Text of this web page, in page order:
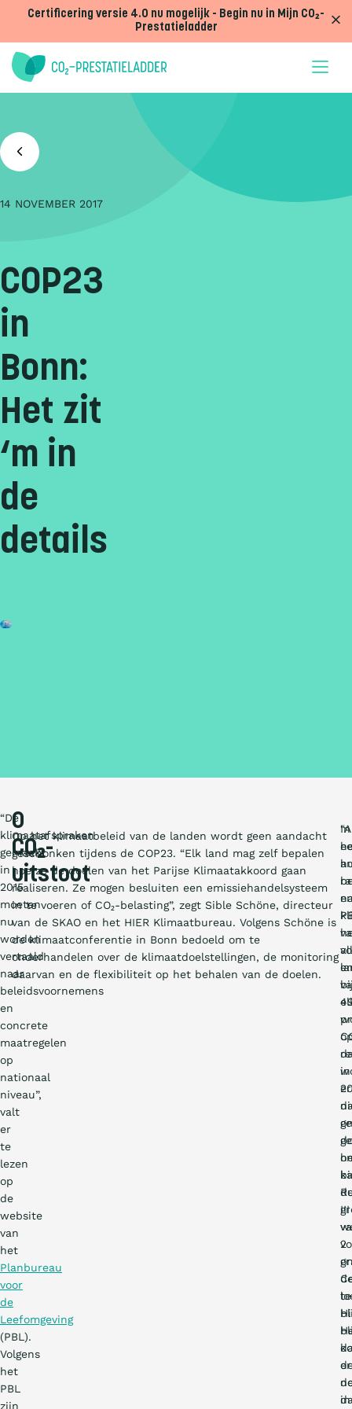
Certificering versie 4.0 nu mogelijk - Begin nu in Mijn CO₂-
Prestatieladder
14 NOVEMBER 2017
COP23
in
Bonn:
Het zit
‘m in
de
details
“De
klimaatafspraken
gemaakt
in
2015
moeten
nu
worden
vertaald
naar
beleidsvoornemens
en
concrete
maatregelen
op
nationaal
niveau”,
valt
er
te
lezen
op
de
website
van
het
Planbureau
voor
de
Leefomgeving
(PBL).
Volgens
het
PBL
zijn
0
CO₂-
uitstoot
Op het klimaatbeleid van de landen wordt geen aandacht
geschonken tijdens de COP23. “Elk land mag zelf bepalen
hoe ze de doelen van het Parijse Klimaatakkoord gaan
realiseren. Ze mogen besluiten een emissiehandelsysteem
in te voeren of CO₂-belasting”, zegt Sible Schöne, directeur
van de SKAO en het HIER Klimaatbureau. Volgens Schöne is
de klimaatconferentie in Bonn bedoeld om te
onderhandelen over de klimaatdoelstellingen, de monitoring
daarvan en de flexibiliteit op het behalen van de doelen.
er
2
te
In
in
III
in